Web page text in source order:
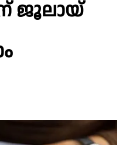
ജൂലായ്